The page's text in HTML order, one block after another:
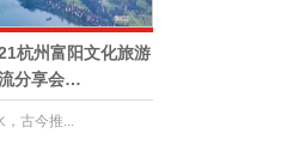
杭州富阳文化旅游
流分享会…
，古今推...